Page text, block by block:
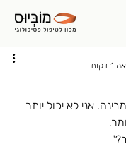
אני לא יכול יותר